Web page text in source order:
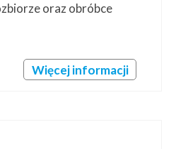
oraz obróbce
Więcej informacji